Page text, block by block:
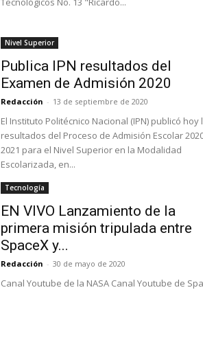
Nivel Superior
Publica IPN resultados del
Examen de Admisión 2020
Redacción - 13 de septiembre de 2020
El Instituto Politécnico Nacional (IPN) publicó hoy
resultados del Proceso de Admisión Escolar
2021 para el Nivel Superior en la Modalidad
Escolarizada, en...
Tecnología
EN VIVO Lanzamiento de la
primera misión tripulada entre
SpaceX y...
Redacción - 30 de mayo de 2020
Canal Youtube de la NASA Canal Youtube de